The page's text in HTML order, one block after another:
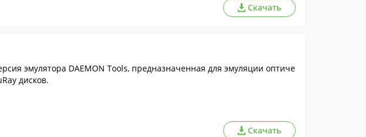
Скачать
эмулятора DAEMON Tools, предназначенная для эмуляции оптиче
дисков.
Скачать